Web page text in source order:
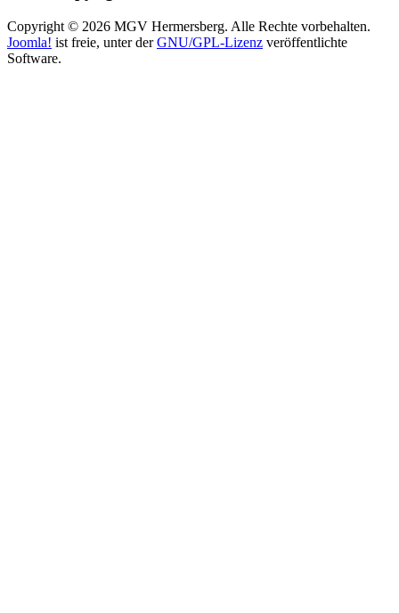
Copyright © 2026 MGV Hermersberg. Alle Rechte vorbehalten.
Joomla! ist freie, unter derGNU/GPL-Lizenz veröffentlichte
Software.